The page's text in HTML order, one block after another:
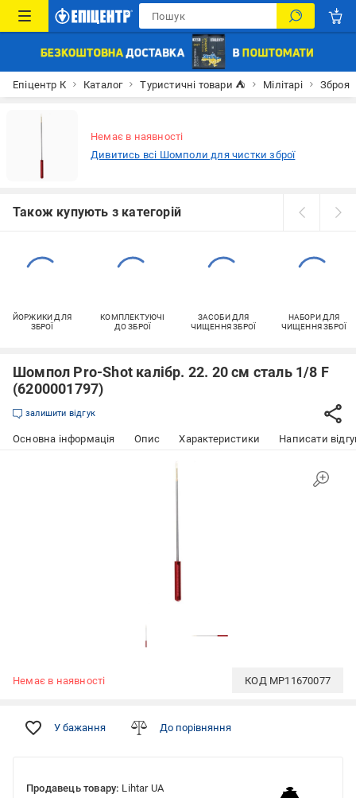
Епіцентр К Каталог Туристичні товари ⛺ Мілітарі Зброя
Немає в наявності
Дивитись всі Шомполи для чистки зброї
Також купують з категорій
ЙОРЖИКИ ДЛЯ
ЗБРОЇ
КОМПЛЕКТУЮЧІ
ДО ЗБРОЇ
ЗАСОБИ ДЛЯ
ЧИЩЕННЯ ЗБРОЇ
НАБОРИ ДЛЯ
ЧИЩЕННЯ ЗБРОЇ
Шомпол Pro-Shot калібр. 22. 20 см сталь 1/8 F
(6200001797)
залишити відгук
Основна інформація Опис Характеристики Написати
Немає в наявності КОД MP11670077
У бажання До порівняння
Продавець товару: Lihtar UA